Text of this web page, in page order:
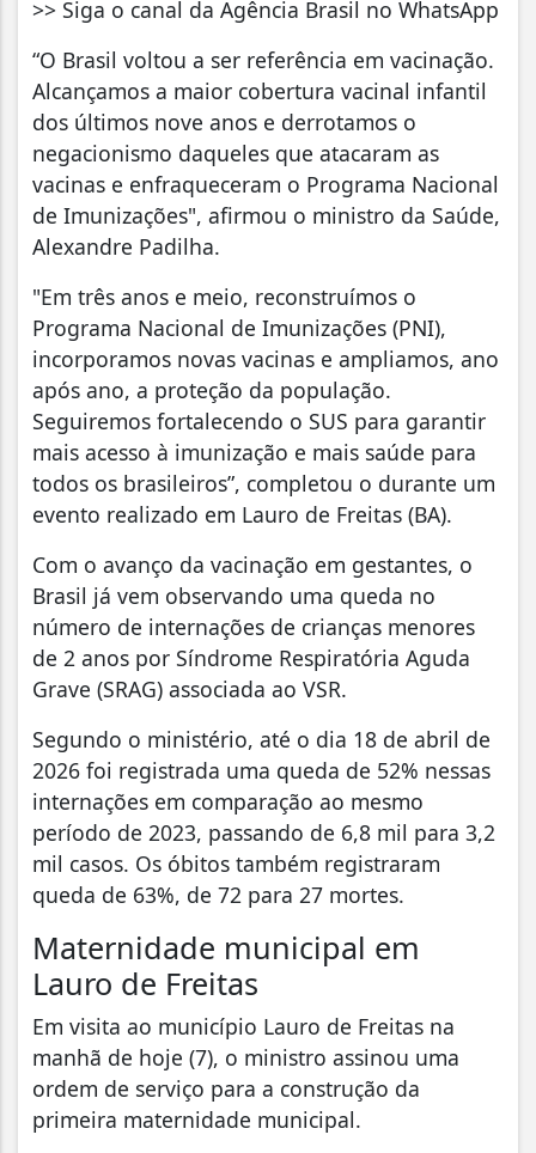
>> Siga o canal da Agência Brasil no WhatsApp
“O Brasil voltou a ser referência em vacinação.
Alcançamos a maior cobertura vacinal infantil
dos últimos nove anos e derrotamos o
negacionismo daqueles que atacaram as
vacinas e enfraqueceram o Programa Nacional
de Imunizações", afirmou o ministro da Saúde,
Alexandre Padilha.
"Em três anos e meio, reconstruímos o
Programa Nacional de Imunizações (PNI),
incorporamos novas vacinas e ampliamos, ano
após ano, a proteção da população.
Seguiremos fortalecendo o SUS para garantir
mais acesso à imunização e mais saúde para
todos os brasileiros”, completou o durante um
evento realizado em Lauro de Freitas (BA).
Com o avanço da vacinação em gestantes, o
Brasil já vem observando uma queda no
número de internações de crianças menores
de 2 anos por Síndrome Respiratória Aguda
Grave (SRAG) associada ao VSR.
Segundo o ministério, até o dia 18 de abril de
2026 foi registrada uma queda de 52% nessas
internações em comparação ao mesmo
período de 2023, passando de 6,8 mil para 3,2
mil casos. Os óbitos também registraram
queda de 63%, de 72 para 27 mortes.
Maternidade municipal em
Lauro de Freitas
Em visita ao município Lauro de Freitas na
manhã de hoje (7), o ministro assinou uma
ordem de serviço para a construção da
primeira maternidade municipal.